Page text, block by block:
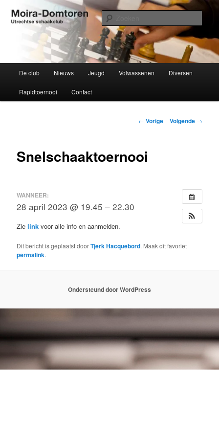
naar
Moira-Domtoren
Utrechtse schaakclub opgericht 1934
De club Nieuws Jeugd Volwassenen Diversen
Rapidtoernooi Contact
Bericht
← Vorige Volgende →
Snelschaaktoernooi
WANNEER:
28 april 2023 @ 19.45 – 22.30
Zielink voor alle info en aanmelden.
Dit bericht is geplaatst doorTjerk Hacquebord. Maak dit favoriet
permalink.
Ondersteund door WordPress